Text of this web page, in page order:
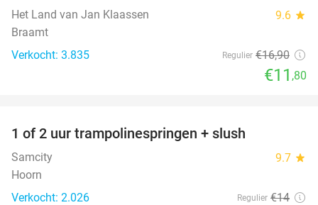
Het Land van Jan Klaassen 9.6 star
Braamt
Verkocht: 3.835
Regulier €16,90
€11 ,80
1 of 2 uur trampolinespringen + slush
Samcity 9.7 star
Hoorn
Verkocht: 2.026
Regulier €14